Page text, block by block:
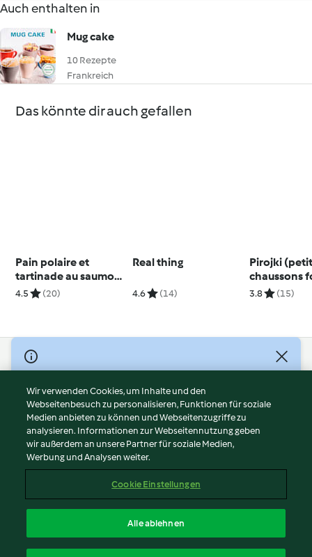
Auch enthalten in
Mug cake
10 Rezepte
Frankreich
Das könnte dir auch gefallen
Pain polaire et
tartinade au saumon
fumé
4.5 (20)
Real thing
4.6 (14)
Pirojki
chaussons
3.8 (15)
© Copyright 2026
Nutzungsbedingungen
Datenschutzrichtlinien
Disclaimer
Impressum
Cookies
Abo kündigen
Erklärung zur Barrierefreiheit
Wir verwenden Cookies, um Inhalte und den
Webseitenbesuch zu personalisieren, Funktionen für soziale
Medien anbieten zu können und Webseitenzugriffe zu
analysieren. Informationen zur Webseitennutzung geben
wir außerdem an unsere Partner für soziale Medien,
Werbung und Analysen weiter.
Cookie Einstellungen
Alle ablehnen